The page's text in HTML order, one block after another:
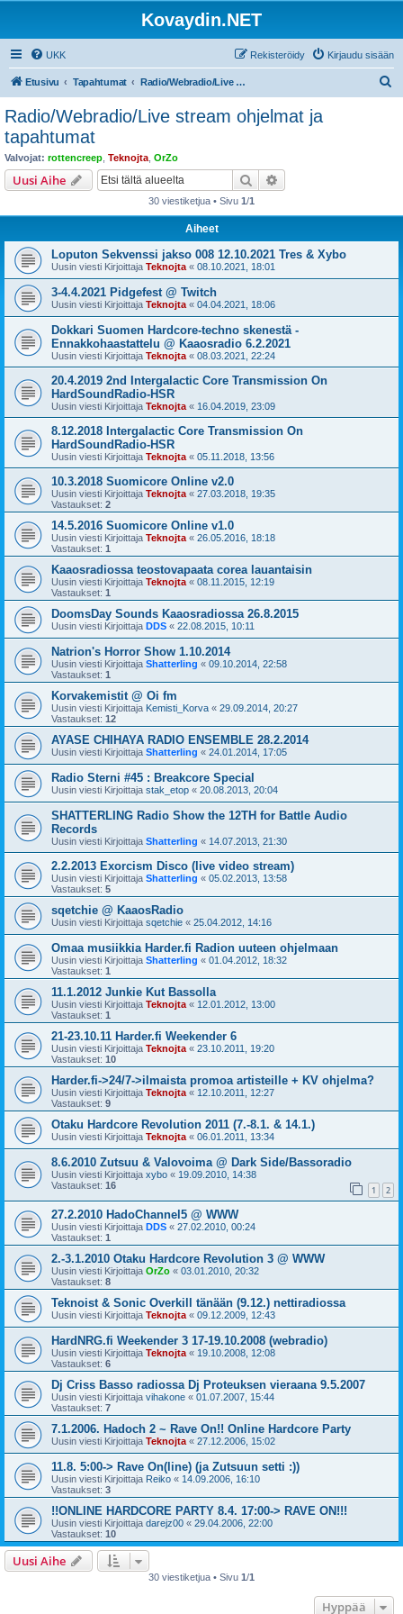
Kovaydin.NET
UKK Kirjaudu sisään
Rekisteröidy
Etusivu Tapahtumat Radio/Webradio/Live stream ohjelmat ja tapahtumat
Radio/Webradio/Live stream ohjelmat ja
tapahtumat
Valvojat: rottencreep Teknojta OrZo
Uusi Aihe Etsi
30 viestiketjua • Sivu 1/1
Aiheet
Loputon Sekvenssi jakso 008 12.10.2021 Tres & Xybo
Uusin viesti Kirjoittaja Teknojta « 08.10.2021, 18:01
3-4.4.2021 Pidgefest @ Twitch
Uusin viesti Kirjoittaja Teknojta « 04.04.2021, 18:06
Dokkari Suomen Hardcore-techno skenestä -
Ennakkohaastattelu @ Kaaosradio 6.2.2021
Uusin viesti Kirjoittaja Teknojta « 08.03.2021, 22:24
20.4.2019 2nd Intergalactic Core Transmission On
HardSoundRadio-HSR
Uusin viesti Kirjoittaja Teknojta « 16.04.2019, 23:09
8.12.2018 Intergalactic Core Transmission On
HardSoundRadio-HSR
Uusin viesti Kirjoittaja Teknojta « 05.11.2018, 13:56
10.3.2018 Suomicore Online v2.0
Uusin viesti Kirjoittaja Teknojta « 27.03.2018, 19:35
Vastaukset: 2
14.5.2016 Suomicore Online v1.0
Uusin viesti Kirjoittaja Teknojta « 26.05.2016, 18:18
Vastaukset: 1
Kaaosradiossa teostovapaata corea lauantaisin
Uusin viesti Kirjoittaja Teknojta « 08.11.2015, 12:19
Vastaukset: 1
DoomsDay Sounds Kaaosradiossa 26.8.2015
Uusin viesti Kirjoittaja DDS « 22.08.2015, 10:11
Natrion's Horror Show 1.10.2014
Uusin viesti Kirjoittaja Shatterling « 09.10.2014, 22:58
Vastaukset: 1
Korvakemistit @ Oi fm
Uusin viesti Kirjoittaja Kemisti_Korva « 29.09.2014, 20:27
Vastaukset: 12
AYASE CHIHAYA RADIO ENSEMBLE 28.2.2014
Uusin viesti Kirjoittaja Shatterling « 24.01.2014, 17:05
Radio Sterni #45 : Breakcore Special
Uusin viesti Kirjoittaja stak_etop « 20.08.2013, 20:04
SHATTERLING Radio Show the 12TH for Battle Audio
Records
Uusin viesti Kirjoittaja Shatterling « 14.07.2013, 21:30
2.2.2013 Exorcism Disco (live video stream)
Uusin viesti Kirjoittaja Shatterling « 05.02.2013, 13:58
Vastaukset: 5
sqetchie @ KaaosRadio
Uusin viesti Kirjoittaja sqetchie « 25.04.2012, 14:16
Omaa musiikkia Harder.fi Radion uuteen ohjelmaan
Uusin viesti Kirjoittaja Shatterling « 01.04.2012, 18:32
Vastaukset: 1
11.1.2012 Junkie Kut Bassolla
Uusin viesti Kirjoittaja Teknojta « 12.01.2012, 13:00
Vastaukset: 1
21-23.10.11 Harder.fi Weekender 6
Uusin viesti Kirjoittaja Teknojta « 23.10.2011, 19:20
Vastaukset: 10
Harder.fi->24/7->ilmaista promoa artisteille + KV ohjelma?
Uusin viesti Kirjoittaja Teknojta « 12.10.2011, 12:27
Vastaukset: 9
Otaku Hardcore Revolution 2011 (7.-8.1. & 14.1.)
Uusin viesti Kirjoittaja Teknojta « 06.01.2011, 13:34
8.6.2010 Zutsuu & Valovoima @ Dark Side/Bassoradio
Uusin viesti Kirjoittaja xybo « 19.09.2010, 14:38
Vastaukset: 16 1 2
27.2.2010 HadoChannel5 @ WWW
Uusin viesti Kirjoittaja DDS « 27.02.2010, 00:24
Vastaukset: 1
2.-3.1.2010 Otaku Hardcore Revolution 3 @ WWW
Uusin viesti Kirjoittaja OrZo « 03.01.2010, 20:32
Vastaukset: 8
Teknoist & Sonic Overkill tänään (9.12.) nettiradiossa
Uusin viesti Kirjoittaja Teknojta « 09.12.2009, 12:43
HardNRG.fi Weekender 3 17-19.10.2008 (webradio)
Uusin viesti Kirjoittaja Teknojta « 19.10.2008, 12:08
Vastaukset: 6
Dj Criss Basso radiossa Dj Proteuksen vieraana 9.5.2007
Uusin viesti Kirjoittaja vihakone « 01.07.2007, 15:44
Vastaukset: 7
7.1.2006. Hadoch 2 ~ Rave On!! Online Hardcore Party
Uusin viesti Kirjoittaja Teknojta « 27.12.2006, 15:02
11.8. 5:00-> Rave On(line) (ja Zutsuun setti :))
Uusin viesti Kirjoittaja Reiko « 14.09.2006, 16:10
Vastaukset: 3
!!ONLINE HARDCORE PARTY 8.4. 17:00-> RAVE ON!!!
Uusin viesti Kirjoittaja darejz00 « 29.04.2006, 22:00
Vastaukset: 10
Uusi Aihe
30 viestiketjua • Sivu 1/1
Hyppää